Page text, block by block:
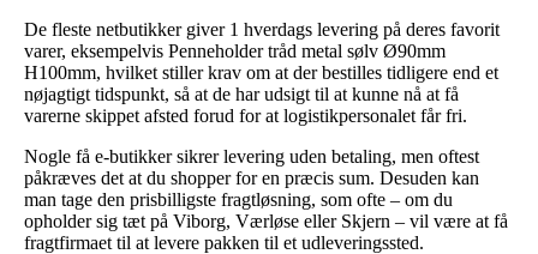
De fleste netbutikker giver 1 hverdags levering på deres favorit
varer, eksempelvis Penneholder tråd metal sølv Ø90mm
H100mm, hvilket stiller krav om at der bestilles tidligere end et
nøjagtigt tidspunkt, så at de har udsigt til at kunne nå at få
varerne skippet afsted forud for at logistikpersonalet får fri.
Nogle få e-butikker sikrer levering uden betaling, men oftest
påkræves det at du shopper for en præcis sum. Desuden kan
man tage den prisbilligste fragtløsning, som ofte – om du
opholder sig tæt på Viborg, Værløse eller Skjern – vil være at få
fragtfirmaet til at levere pakken til et udleveringssted.